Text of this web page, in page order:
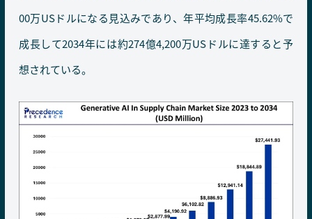
00万USドルになる見込みであり、年平均成長率45.62%で
成長して2034年には約274億4,200万USドルに達すると予
想されている。